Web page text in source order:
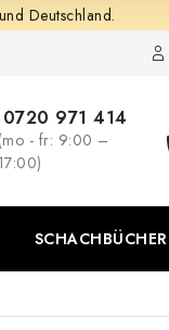
Deutschland.
971 414
- fr: 9:00 –
SCHACHBÜCHER